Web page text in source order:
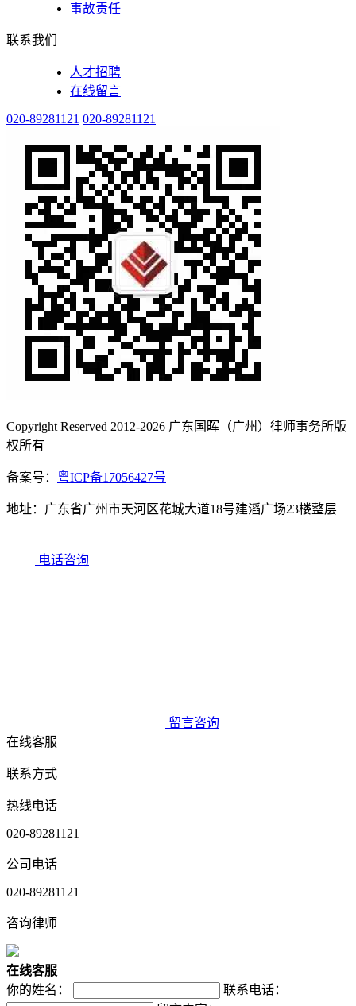
事故责任
联系我们
人才招聘
在线留言
020-89281121 020-89281121
Copyright Reserved 2012-2026 广东国晖（广州）律师事务所版
权所有
备案号： 粤ICP备17056427号
地址：广东省广州市天河区花城大道18号建滔广场23楼整层
电话咨询
留言咨询
在线客服
联系方式
热线电话
020-89281121
公司电话
020-89281121
咨询律师
在线客服
你的姓名：
联系电话：